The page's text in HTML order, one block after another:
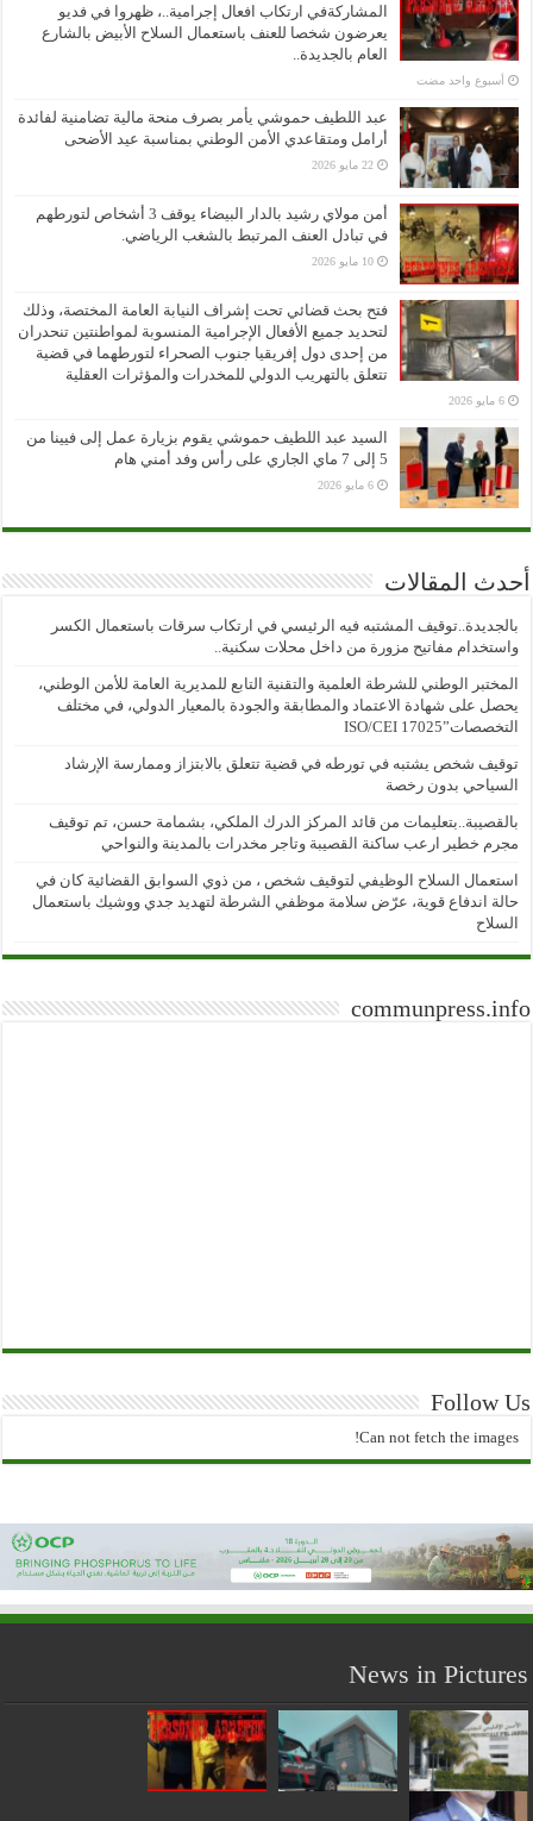
المشاركةفي ارتكاب افعال إجرامية..، ظهروا في فديو
يعرضون شخصا للعنف باستعمال السلاح الأبيض بالشارع
العام بالجديدة..
‏أسبوع واحد مضت
عبد اللطيف حموشي يأمر بصرف منحة مالية تضامنية لفائدة
أرامل ومتقاعدي الأمن الوطني بمناسبة عيد الأضحى
22 مايو 2026
أمن مولاي رشيد بالدار البيضاء يوقف 3 أشخاص لتورطهم
في تبادل العنف المرتبط بالشغب الرياضي.
10 مايو 2026
فتح بحث قضائي تحت إشراف النيابة العامة المختصة، وذلك
لتحديد جميع الأفعال الإجرامية المنسوبة لمواطنتين تنحدران
من إحدى دول إفريقيا جنوب الصحراء لتورطهما في قضية
تتعلق بالتهريب الدولي للمخدرات والمؤثرات العقلية
6 مايو 2026
السيد عبد اللطيف حموشي يقوم بزيارة عمل إلى فيينا من
5 إلى 7 ماي الجاري على رأس وفد أمني هام
6 مايو 2026
أحدث المقالات
بالجديدة..توقيف المشتبه فيه الرئيسي في ارتكاب سرقات باستعمال الكسر
واستخدام مفاتيح مزورة من داخل محلات سكنية..
المختبر الوطني للشرطة العلمية والتقنية التابع للمديرية العامة للأمن الوطني،
يحصل على شهادة الاعتماد والمطابقة والجودة بالمعيار الدولي، في مختلف
التخصصات”ISO/CEI 17025
توقيف شخص يشتبه في تورطه في قضية تتعلق بالابتزاز وممارسة الإرشاد
السياحي بدون رخصة
بالقصيبة..بتعليمات من قائد المركز الدرك الملكي، بشمامة حسن، تم توقيف
مجرم خطير ارعب ساكنة القصيبة وتاجر مخدرات بالمدينة والنواحي
استعمال السلاح الوظيفي لتوقيف شخص ، من ذوي السوابق القضائية كان في
حالة اندفاع قوية، عرّض سلامة موظفي الشرطة لتهديد جدي ووشيك باستعمال
السلاح
communpress.info
Follow Us
Can not fetch the images!
News in Pictures